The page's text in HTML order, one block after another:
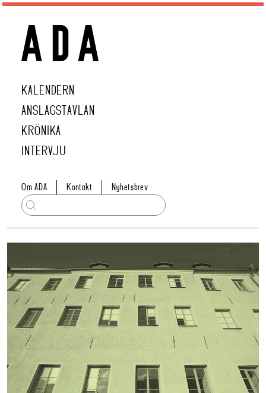
KALENDERN
ANSLAGSTAVLAN
KRÖNIKA
INTERVJU
Om ADA Kontakt Nyhetsbrev